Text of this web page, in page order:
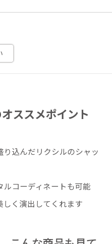
ススメポイント
込んだリクシルのシャッ
ルコーディネートも可能
く演出してくれます